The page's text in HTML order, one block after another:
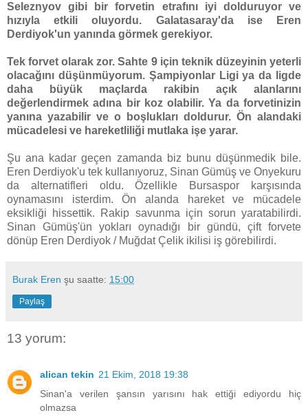
Seleznyov gibi bir forvetin etrafını iyi dolduruyor ve
hızıyla etkili oluyordu. Galatasaray'da ise Eren
Derdiyok'un yanında görmek gerekiyor.
Tek forvet olarak zor. Sahte 9 için teknik düzeyinin yeterli
olacağını düşünmüyorum. Şampiyonlar Ligi ya da ligde
daha büyük maçlarda rakibin açık alanlarını
değerlendirmek adına bir koz olabilir. Ya da forvetinizin
yanına yazabilir ve o boşlukları doldurur. Ön alandaki
mücadelesi ve hareketliliği mutlaka işe yarar.
Şu ana kadar geçen zamanda biz bunu düşünmedik bile.
Eren Derdiyok'u tek kullanıyoruz, Sinan Gümüş ve Onyekuru
da alternatifleri oldu. Özellikle Bursaspor karşısında
oynamasını isterdim. Ön alanda hareket ve mücadele
eksikliği hissettik. Rakip savunma için sorun yaratabilirdi.
Sinan Gümüş'ün yokları oynadığı bir gündü, çift forvete
dönüp Eren Derdiyok / Muğdat Çelik ikilisi iş görebilirdi.
Burak Eren şu saatte: 15:00
Paylaş
13 yorum:
alican tekin 21 Ekim, 2018 19:38
Sinan'a verilen şansın yarısını hak ettiği ediyordu hiç
olmazsa